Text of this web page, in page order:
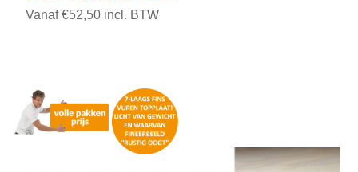
Vanaf €52,50 incl. BTW